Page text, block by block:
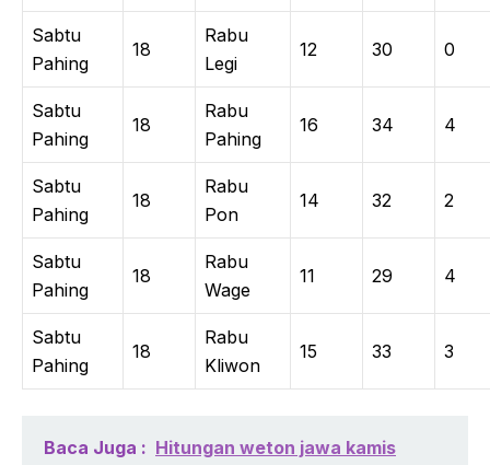
Sabtu
Pahing
18
Rabu
Legi
12 30 0
Sabtu
Pahing
18
Rabu
Pahing
16 34 4
Sabtu
Pahing
18
Rabu
Pon
14 32 2
Sabtu
Pahing
18
Rabu
Wage
11 29 4
Sabtu
Pahing
18
Rabu
Kliwon
15 33 3
Baca Juga : Hitungan weton jawa kamis